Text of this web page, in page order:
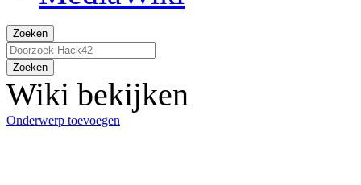
Zoeken
Zoeken
Wiki bekijken
Onderwerp toevoegen